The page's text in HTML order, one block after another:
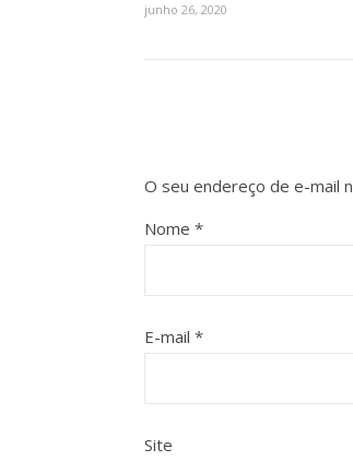
junho 26, 2020
O seu endereço de e-mail
Nome *
E-mail *
Site